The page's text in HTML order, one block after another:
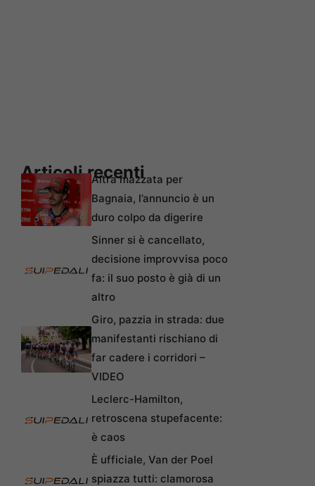
Articoli recenti
Altra mazzata per
Bagnaia, l’annuncio è un
duro colpo da digerire
Sinner si è cancellato,
decisione improvvisa poco
fa: il suo posto è già di un
altro
Giro, pazzia in strada: due
manifestanti rischiano di
far cadere i corridori –
VIDEO
Leclerc-Hamilton,
retroscena stupefacente:
è caos
È ufficiale, Van der Poel
spiazza tutti: clamorosa